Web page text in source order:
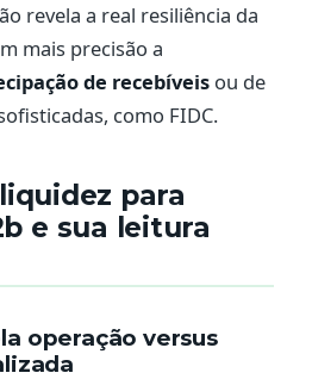
revela a real resiliência da
mais precisão a
de recebíveis ou de
como FIDC.
para
e sua leitura
operação versus